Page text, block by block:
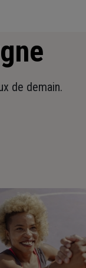
de demain.